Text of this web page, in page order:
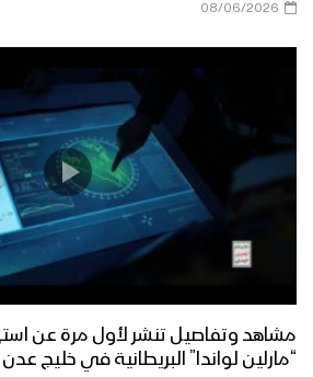
08/06/2026
مشاهد وتفاصيل تنشر لأول مرة عن
“مارلين لواندا” البريطانية في خليج عدن